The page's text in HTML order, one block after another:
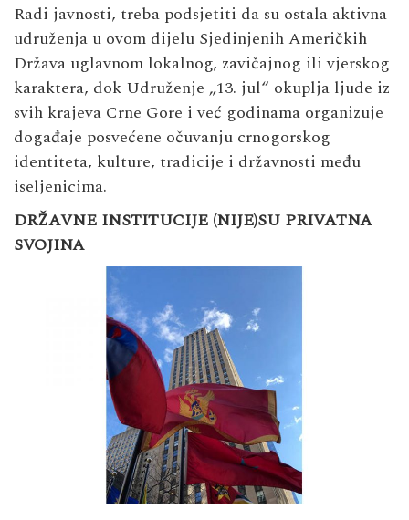
Radi javnosti, treba podsjetiti da su ostala aktivna
udruženja u ovom dijelu Sjedinjenih Američkih
Država uglavnom lokalnog, zavičajnog ili vjerskog
karaktera, dok Udruženje „13. jul“ okuplja ljude iz
svih krajeva Crne Gore i već godinama organizuje
događaje posvećene očuvanju crnogorskog
identiteta, kulture, tradicije i državnosti među
iseljenicima.
DRŽAVNE INSTITUCIJE (NIJE)SU PRIVATNA
SVOJINA